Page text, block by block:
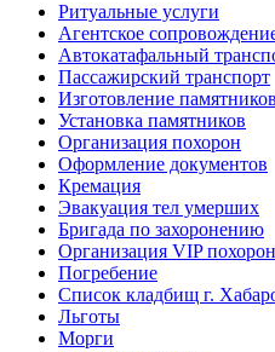
Ритуальные услуги
Агентское
Автокатафальный
Пассажирский транспорт
Изготовление памятников
Установка памятников
Организация похорон
Оформление документов
Кремация
Эвакуация тел умерших
Бригада по захоронению
Организация VIP похорон
Погребение
Список кладбищ г.
Льготы
Морги